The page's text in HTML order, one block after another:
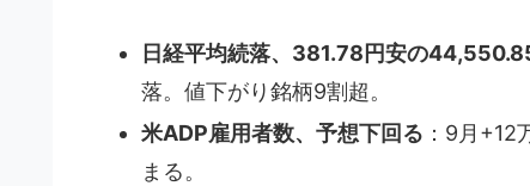
日経平均続落、381.78円安の
落。値下がり銘柄9割超。
米ADP雇用者数、予想下回る ：9月+12
まる。